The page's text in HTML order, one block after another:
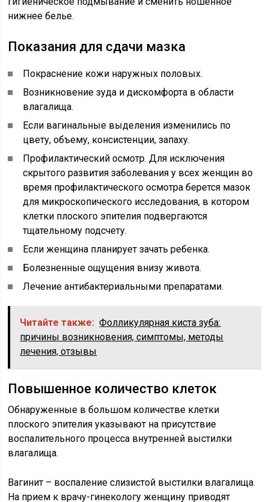
нижнее белье.
Показания для сдачи мазка
Покраснение кожи наружных половых.
Возникновение зуда и дискомфорта в области
влагалища.
Если вагинальные выделения изменились по
цвету, объему, консистенции, запаху.
Профилактический осмотр. Для исключения
скрытого развития заболевания у всех женщин во
время профилактического осмотра берется мазок
для микроскопического исследования, в котором
клетки плоского эпителия подвергаются
тщательному подсчету.
Если женщина планирует зачать ребенка.
Болезненные ощущения внизу живота.
Лечение антибактериальными препаратами.
Читайте также: Фолликулярная киста зуба:
причины возникновения, симптомы, методы
лечения, отзывы
Повышенное количество клеток
Обнаруженные в большом количестве клетки
плоского эпителия указывают на присутствие
воспалительного процесса внутренней выстилки
влагалища.
Вагинит – воспаление слизистой выстилки влагалища.
На прием к врачу-гинекологу женщину приводят